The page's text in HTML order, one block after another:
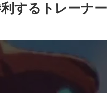
するトレーナー